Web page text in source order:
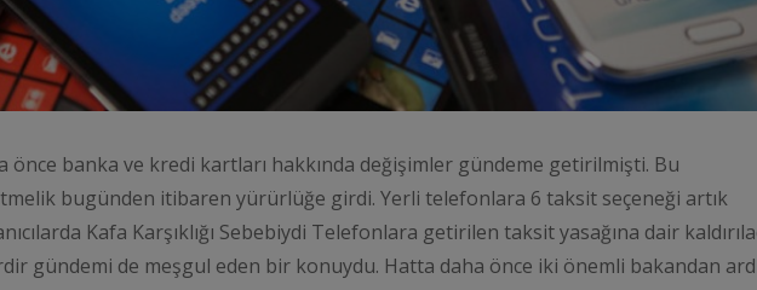
önce banka ve kredi kartları hakkında değişimler gündeme getirilmişti. Bu
bugünden itibaren yürürlüğe girdi. Yerli telefonlara 6 taksit seçeneği artık
Kafa Karşıklığı Sebebiydi Telefonlara getirilen taksit yasağına dair
gündemi de meşgul eden bir konuydu. Hatta daha önce iki önemli bakandan